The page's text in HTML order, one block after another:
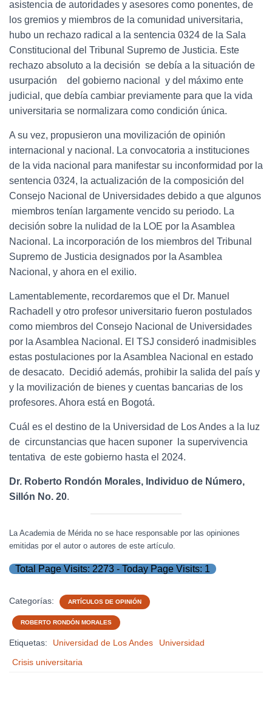
asistencia de autoridades y asesores como ponentes, de
los gremios y miembros de la comunidad universitaria,
hubo un rechazo radical a la sentencia 0324 de la Sala
Constitucional del Tribunal Supremo de Justicia. Este
rechazo absoluto a la decisión se debía a la situación de
usurpación del gobierno nacional y del máximo ente
judicial, que debía cambiar previamente para que la vida
universitaria se normalizara como condición única.
A su vez, propusieron una movilización de opinión
internacional y nacional. La convocatoria a instituciones
de la vida nacional para manifestar su inconformidad por la
sentencia 0324, la actualización de la composición del
Consejo Nacional de Universidades debido a que algunos
miembros tenían largamente vencido su periodo. La
decisión sobre la nulidad de la LOE por la Asamblea
Nacional. La incorporación de los miembros del Tribunal
Supremo de Justicia designados por la Asamblea
Nacional, y ahora en el exilio.
Lamentablemente, recordaremos que el Dr. Manuel
Rachadell y otro profesor universitario fueron postulados
como miembros del Consejo Nacional de Universidades
por la Asamblea Nacional. El TSJ consideró inadmisibles
estas postulaciones por la Asamblea Nacional en estado
de desacato. Decidió además, prohibir la salida del país y
y la movilización de bienes y cuentas bancarias de los
profesores. Ahora está en Bogotá.
Cuál es el destino de la Universidad de Los Andes a la luz
de circunstancias que hacen suponer la supervivencia
tentativa de este gobierno hasta el 2024.
Dr. Roberto Rondón Morales, Individuo de Número,
Sillón No. 20.
La Academia de Mérida no se hace responsable por las opiniones
emitidas por el autor o autores de este artículo.
Total Page Visits: 2273 - Today Page Visits: 1
Categorías: ARTÍCULOS DE OPINIÓN
ROBERTO RONDÓN MORALES
Etiquetas: Universidad de Los Andes
Universidad
Crisis universitaria